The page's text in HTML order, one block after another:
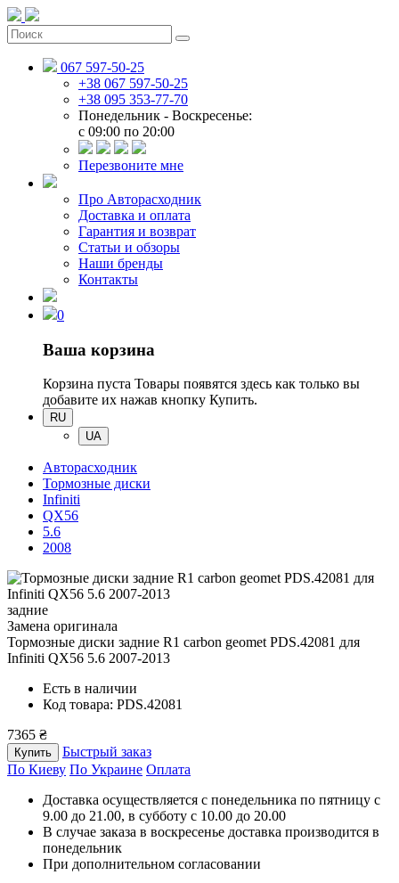
067 597-50-25
+38 067 597-50-25
+38 095 353-77-70
Понедельник - Воскресенье:
c 09:00 по 20:00
Перезвоните мне
Про Авторасходник
Доставка и оплата
Гарантия и возврат
Статьи и обзоры
Наши бренды
Контакты
0
Ваша корзина
Корзина пуста Товары появятся здесь как только вы
добавите их нажав кнопку Купить.
RU
UA
Авторасходник
Тормозные диски
Infiniti
QX56
5.6
2008
задние
Замена оригинала
Тормозные диски задние R1 carbon geomet PDS.42081 для
Infiniti QX56 5.6 2007-2013
Есть в наличии
Код товара: PDS.42081
7365 ₴
Купить
Быстрый заказ
По Киеву По Украине Оплата
Доставка осуществляется с понедельника по пятницу с
9.00 до 21.00, в субботу с 10.00 до 20.00
В случае заказа в воскресенье доставка производится в
понедельник
При дополнительном согласовании